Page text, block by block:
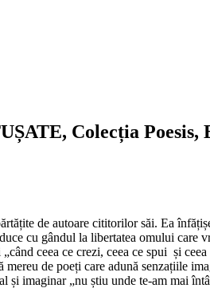
Colecția Poesis,
de autoare cititorilor săi. Ea
cu gândul la libertatea omului care
ceea ce crezi, ceea ce spui și
de poeți care adună senzațiile
și imaginar „nu știu unde te-am mai